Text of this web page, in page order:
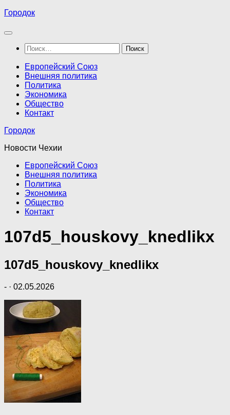
Перейти
содержимому
Городок
Найти:
Европейский Союз
Внешняя политика
Политика
Экономика
Общество
Контакт
Городок
Новости Чехии
Европейский Союз
Внешняя политика
Политика
Экономика
Общество
Контакт
107d5_houskovy_knedlikx
107d5_houskovy_knedlikx
- · 02.05.2026